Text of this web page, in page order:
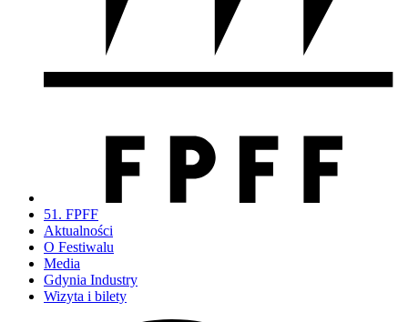
51. FPFF
Aktualności
O Festiwalu
Media
Gdynia Industry
Wizyta i bilety